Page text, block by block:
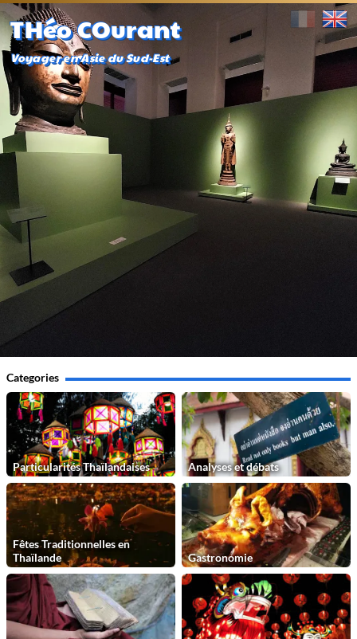
THéo COurant
Voyager en Asie du Sud-Est
Categories
Particularités Thaïlandaises Analyses et débats
Fêtes Traditionnelles en
Thaïlande
Gastronomie